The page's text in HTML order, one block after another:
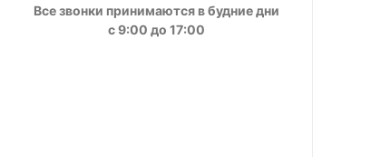
Все звонки принимаются в будние дни
с 9:00 до 17:00